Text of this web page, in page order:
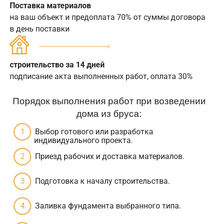
Поставка материалов
на ваш объект и предоплата 70% от суммы договора
в день поставки
строительство за 14 дней
подписание акта выполненных работ, оплата 30%
Порядок выполнения работ при возведении
дома из бруса:
Выбор готового или разработка
индивидуального проекта.
Приезд рабочих и доставка материалов.
Подготовка к началу строительства.
Заливка фундамента выбранного типа.